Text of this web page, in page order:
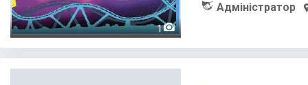
1
Адміністратор